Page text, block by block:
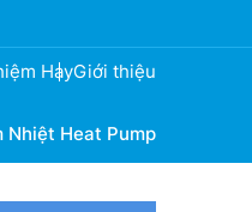
HayGiới thiệu
Nhiệt Heat Pump